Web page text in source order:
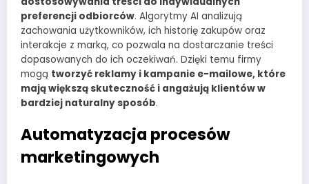
preferencji odbiorców. Algorytmy AI analizują
zachowania użytkowników, ich historię zakupów oraz
interakcje z marką, co pozwala na dostarczanie treści
dopasowanych do ich oczekiwań. Dzięki temu firmy
mogą tworzyć reklamy i kampanie e-mailowe, które
mają większą skuteczność i angażują klientów w
bardziej naturalny sposób.
Automatyzacja procesów
marketingowych